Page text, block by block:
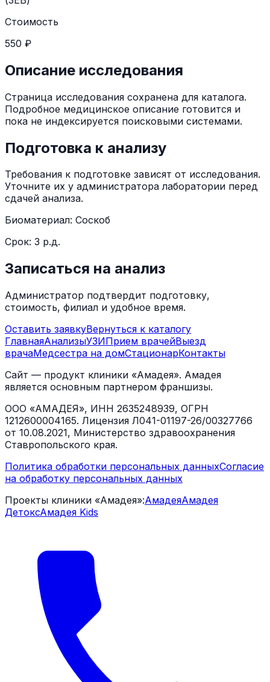
Стоимость
550 ₽
Описание исследования
Страница исследования сохранена для каталога.
Подробное медицинское описание готовится и
пока не индексируется поисковыми системами.
Подготовка к анализу
Требования к подготовке зависят от исследования.
Уточните их у администратора лаборатории перед
сдачей анализа.
Биоматериал: Соскоб
Срок: 3 р.д.
Записаться на анализ
Администратор подтвердит подготовку,
стоимость, филиал и удобное время.
Оставить заявкуВернуться к каталогу
ГлавнаяАнализыУЗИПрием врачейВыезд
врачаМедсестра на домСтационарКонтакты
Сайт — продукт клиники «Амадея». Амадея
является основным партнером франшизы.
ООО «АМАДЕЯ», ИНН 2635248939, ОГРН
1212600004165. Лицензия Л041-01197-26/00327766
от 10.08.2021, Министерство здравоохранения
Ставропольского края.
Политика обработки персональных данныхСогласие
на обработку персональных данных
Проекты клиники «Амадея»:АмадеяАмадея
ДетоксАмадея Kids